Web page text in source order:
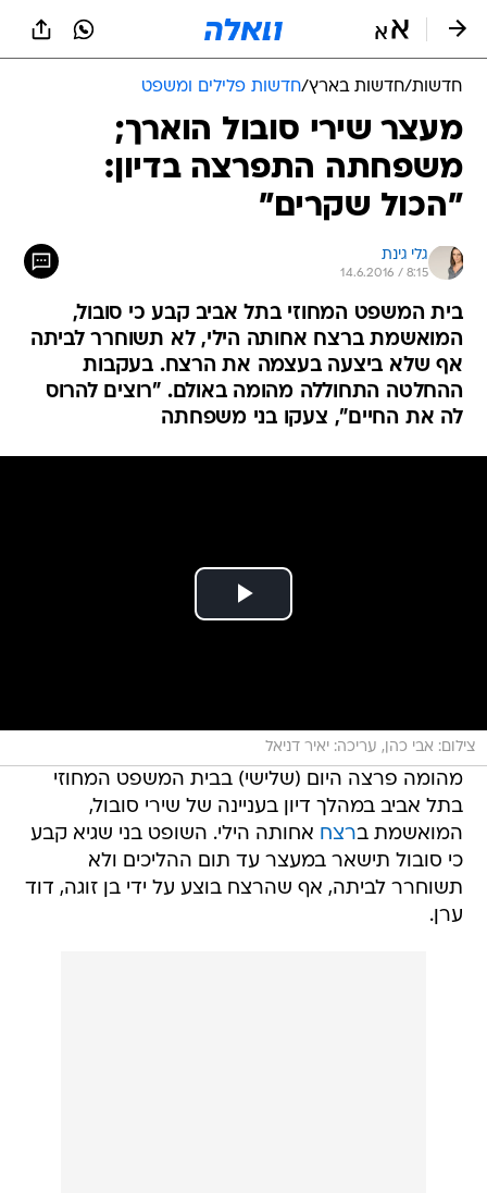
חדשות/חדשות בארץ/חדשות פלילים ומשפט
מעצר שירי סובול הוארך;
משפחתה התפרצה בדיון:
"הכול שקרים"
גלי גינת
14.6.2016 / 8:15
בית המשפט המחוזי בתל אביב קבע כי סובול,
המואשמת ברצח אחותה הילי, לא תשוחרר לביתה
אף שלא ביצעה בעצמה את הרצח. בעקבות
ההחלטה התחוללה מהומה באולם. "רוצים להרוס
לה את החיים", צעקו בני משפחתה
צילום: אבי כהן, עריכה: יאיר דניאל
מהומה פרצה היום (שלישי) בבית המשפט המחוזי
בתל אביב במהלך דיון בעניינה של שירי סובול,
המואשמת ברצח אחותה הילי. השופט בני שגיא קבע
כי סובול תישאר במעצר עד תום ההליכים ולא
תשוחרר לביתה, אף שהרצח בוצע על ידי בן זוגה, דוד
ערן.